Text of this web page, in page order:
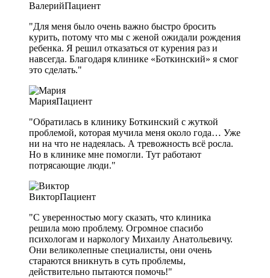
ВалерийПациент
"Для меня было очень важно быстро бросить
курить, потому что мы с женой ожидали рождения
ребенка. Я решил отказаться от курения раз и
навсегда. Благодаря клинике «Боткинский» я смог
это сделать."
МарияПациент
"Обратилась в клинику Боткинский с жуткой
проблемой, которая мучила меня около года… Уже
ни на что не надеялась. А тревожность всё росла.
Но в клинике мне помогли. Тут работают
потрясающие люди."
ВикторПациент
"С уверенностью могу сказать, что клиника
решила мою проблему. Огромное спасибо
психологам и наркологу Михаилу Анатольевичу.
Они великолепные специалисты, они очень
стараются вникнуть в суть проблемы,
действительно пытаются помочь!"